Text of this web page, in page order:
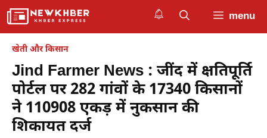
Skip
content
menu
खेती और किसान
Jind Farmer News : जींद में क्षतिपूर्ति
पोर्टल पर 282 गांवों के 17340 किसानों
ने 110908 एकड़ में नुकसान की
शिकायत दर्ज